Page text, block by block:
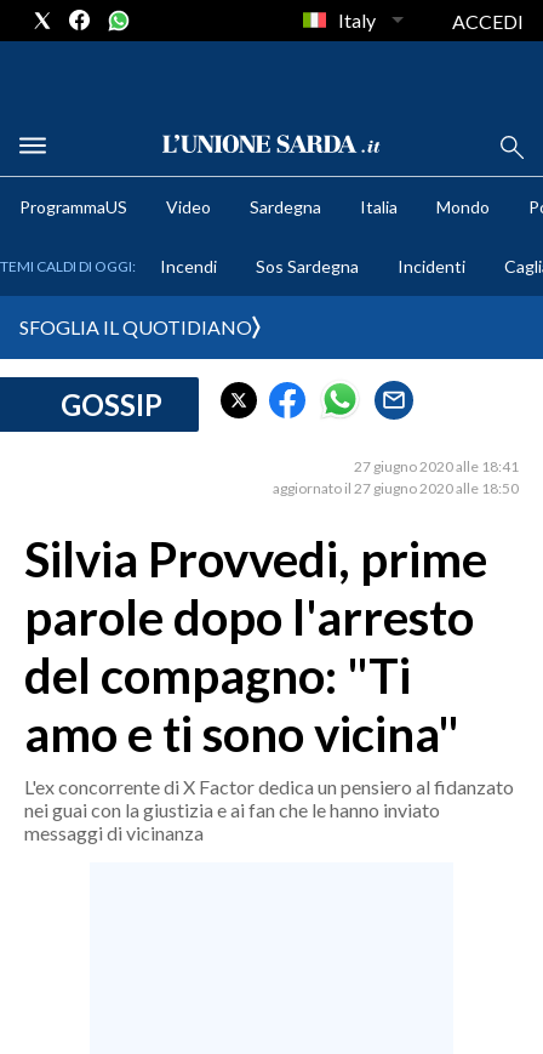
METEO
CRONACA SARDEGNA
MEDIO CAMPIDANO
SASSARI E PROVINCIA
GALLURA
NUORO E PROVINCIA
OGLIASTRA
CRONACA
Italy ACCEDI
ProgrammaUS Video Sardegna Italia Mondo
TEMI CALDI DI OGGI: Incendi Sos Sardegna Incidenti
SFOGLIA IL QUOTIDIANO
GOSSIP
27 giugno 2020 alle 18:41
aggiornato il 27 giugno 2020 alle 18:50
Silvia Provvedi, prime
parole dopo l'arresto
del compagno: "Ti
amo e ti sono vicina"
L'ex concorrente di X Factor dedica un pensiero al fidanzato
nei guai con la giustizia e ai fan che le hanno inviato
messaggi di vicinanza